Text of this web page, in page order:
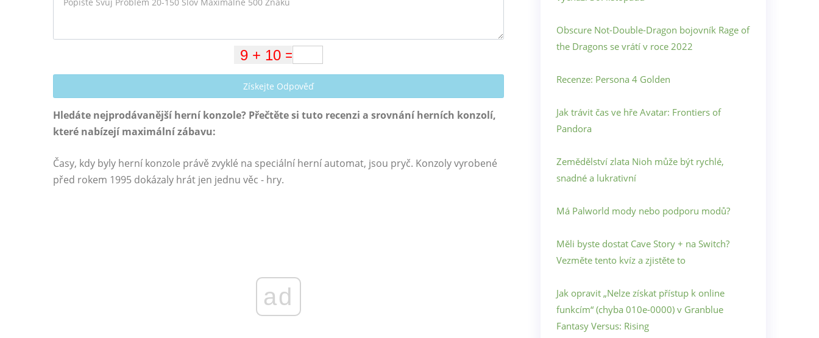
Získejte Odpověď
Hledáte nejprodávanější herní konzole? Přečtěte si tuto recenzi a srovnání herních konzolí,
které nabízejí maximální zábavu:
Časy, kdy byly herní konzole právě zvyklé na speciální herní automat, jsou pryč. Konzoly vyrobené
před rokem 1995 dokázaly hrát jen jednu věc - hry.
ad
Obscure Not-Double-Dragon bojovník Rage of
the Dragons se vrátí v roce 2022
Recenze: Persona 4 Golden
Jak trávit čas ve hře Avatar: Frontiers of
Pandora
Zemědělství zlata Nioh může být rychlé,
snadné a lukrativní
Má Palworld mody nebo podporu modů?
Měli byste dostat Cave Story + na Switch?
Vezměte tento kvíz a zjistěte to
Jak opravit „Nelze získat přístup k online
funkcím“ (chyba 010e-0000) v Granblue
Fantasy Versus: Rising